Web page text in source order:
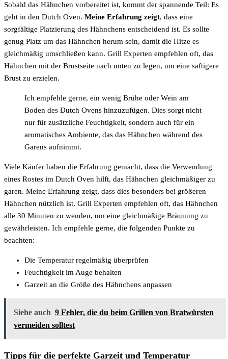
Sobald das Hähnchen vorbereitet ist, kommt der spannende Teil: Es
geht in den Dutch Oven. Meine Erfahrung zeigt, dass eine
sorgfältige Platzierung des Hähnchens entscheidend ist. Es sollte
genug Platz um das Hähnchen herum sein, damit die Hitze es
gleichmäßig umschließen kann. Grill Experten empfehlen oft, das
Hähnchen mit der Brustseite nach unten zu legen, um eine saftigere
Brust zu erzielen.
Ich empfehle gerne, ein wenig Brühe oder Wein am
Boden des Dutch Ovens hinzuzufügen. Dies sorgt nicht
nur für zusätzliche Feuchtigkeit, sondern auch für ein
aromatisches Ambiente, das das Hähnchen während des
Garens aufnimmt.
Viele Käufer haben die Erfahrung gemacht, dass die Verwendung
eines Rostes im Dutch Oven hilft, das Hähnchen gleichmäßiger zu
garen. Meine Erfahrung zeigt, dass dies besonders bei größeren
Hähnchen nützlich ist. Grill Experten empfehlen oft, das Hähnchen
alle 30 Minuten zu wenden, um eine gleichmäßige Bräunung zu
gewährleisten. Ich empfehle gerne, die folgenden Punkte zu
beachten:
Die Temperatur regelmäßig überprüfen
Feuchtigkeit im Auge behalten
Garzeit an die Größe des Hähnchens anpassen
Siehe auch 9 Fehler, die du beim Grillen von Bratwürsten
vermeiden solltest
Tipps für die perfekte Garzeit und Temperatur